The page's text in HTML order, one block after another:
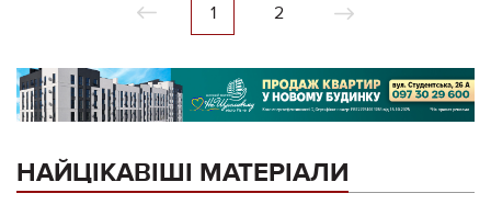
1 2
НАЙЦІКАВІШІ МАТЕРІАЛИ